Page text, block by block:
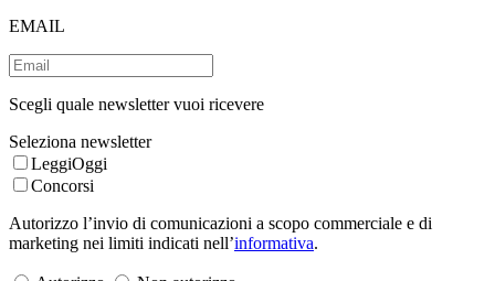
EMAIL
Scegli quale newsletter vuoi ricevere
Seleziona newsletter
LeggiOggi
Concorsi
Autorizzo l’invio di comunicazioni a scopo commerciale e di
marketing nei limiti indicati nell’informativa.